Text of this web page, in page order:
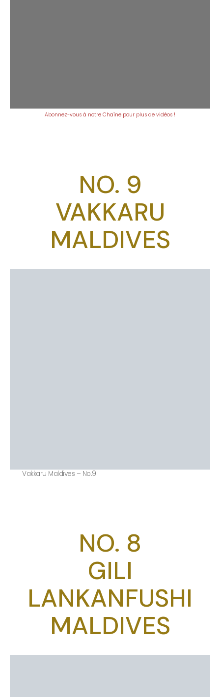
Abonnez-vous à notre Chaîne pour plus de vidéos !
NO. 9
VAKKARU
MALDIVES
Vakkaru Maldives – No.9
NO. 8
GILI
LANKANFUSHI
MALDIVES